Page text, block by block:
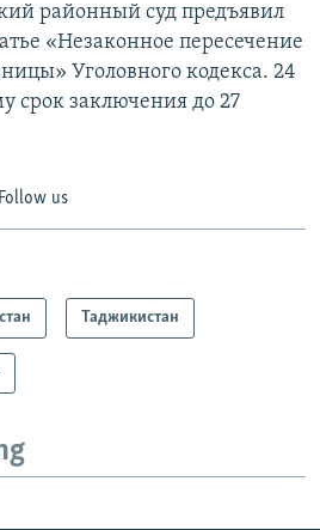
районный суд предъявил
«Незаконное пересечение
Уголовного кодекса. 24
срок заключения до 27
Follow us
Таджикистан